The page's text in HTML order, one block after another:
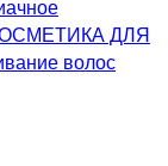
ДЛЯ
волос